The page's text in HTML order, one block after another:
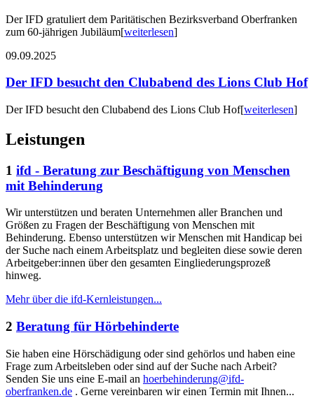
Der IFD gratuliert dem Paritätischen Bezirksverband Oberfranken
zum 60-jährigen Jubiläum[weiterlesen]
09.09.2025
Der IFD besucht den Clubabend des Lions Club Hof
Der IFD besucht den Clubabend des Lions Club Hof[weiterlesen]
Leistungen
1 ifd - Beratung zur Beschäftigung von Menschen
mit Behinderung
Wir unterstützen und beraten Unternehmen aller Branchen und
Größen zu Fragen der Beschäftigung von Menschen mit
Behinderung. Ebenso unterstützen wir Menschen mit Handicap bei
der Suche nach einem Arbeitsplatz und begleiten diese sowie deren
Arbeitgeber:innen über den gesamten Eingliederungsprozeß
hinweg.
Mehr über die ifd-Kernleistungen...
2 Beratung für Hörbehinderte
Sie haben eine Hörschädigung oder sind gehörlos und haben eine
Frage zum Arbeitsleben oder sind auf der Suche nach Arbeit?
Senden Sie uns eine E-mail an hoerbehinderung@ifd-
oberfranken.de . Gerne vereinbaren wir einen Termin mit Ihnen...